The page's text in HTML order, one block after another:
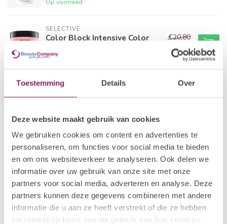
Toestemming Details Over
Deze website maakt gebruik van cookies
We gebruiken cookies om content en advertenties te
personaliseren, om functies voor social media te bieden
en om ons websiteverkeer te analyseren. Ook delen we
informatie over uw gebruik van onze site met onze
partners voor social media, adverteren en analyse. Deze
partners kunnen deze gegevens combineren met andere
informatie die u aan ze heeft verstrekt of die ze hebben
verzameld op basis van uw gebruik van hun services.
SELECTIVE
Color Block Intensive Color
Op voorraad
€20,80
€16,64
SELECTIVE
€41,99
SELECTIVE
Alpha Keratine Maintenance
Mask
Op voorraad
€20,99
€16,79
SELECTIVE
Repair Mask
Op voorraad
€21,32
€17,06